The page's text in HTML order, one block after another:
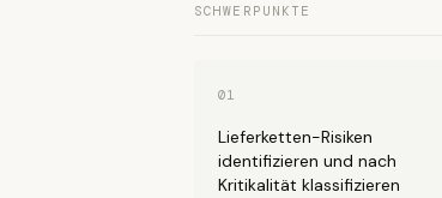
SCHWERPUNKTE
01
Lieferketten-Risiken
identifizieren und nach
Kritikalität klassifizieren